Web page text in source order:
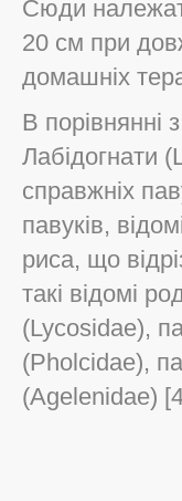
Сюди
20 см при
домашніх
В порівнянні
Лабідогнати
справжніх
павуків,
риса, що
такі відомі
(Lycosidae),
(Pholcidae),
(Agelenidae)